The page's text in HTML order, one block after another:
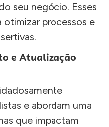
seu negócio. Esses
otimizar processos e
e Atualização
e abordam uma
que impactam